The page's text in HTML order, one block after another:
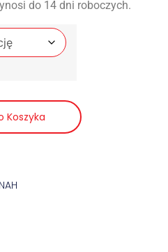
do 14 dni roboczych.
Koszyka